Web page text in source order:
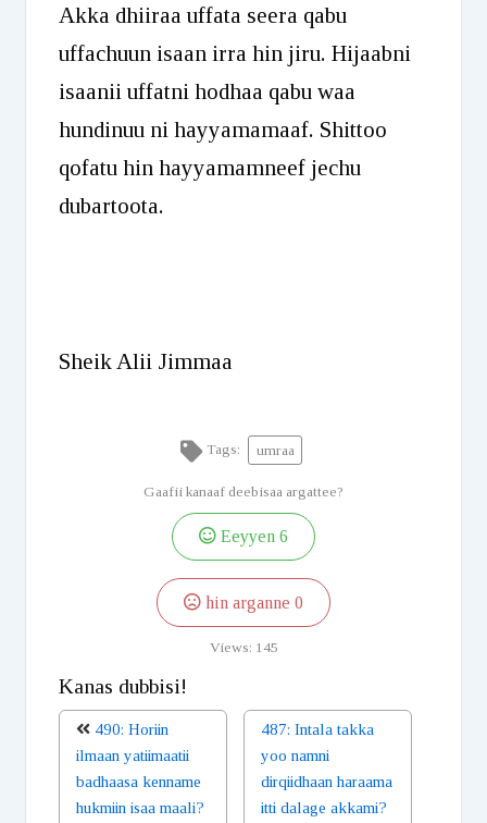
Akka dhiiraa uffata seera qabu
uffachuun isaan irra hin jiru. Hijaabni
isaanii uffatni hodhaa qabu waa
hundinuu ni hayyamamaaf. Shittoo
qofatu hin hayyamamneef jechu
dubartoota.
Sheik Alii Jimmaa
Tags: umraa
Gaafii kanaaf deebisaa argattee?
Eeyyen 6
hin arganne 0
Views: 145
Kanas dubbisi!
490: Horiin
ilmaan yatiimaatii
badhaasa kenname
hukmiin isaa maali?
487: Intala takka
yoo namni
dirqiidhaan haraama
itti dalage akkami?